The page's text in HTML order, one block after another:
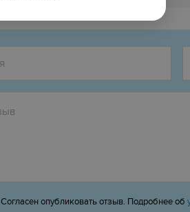
Согласен опубликовать отзыв. Подробнее об